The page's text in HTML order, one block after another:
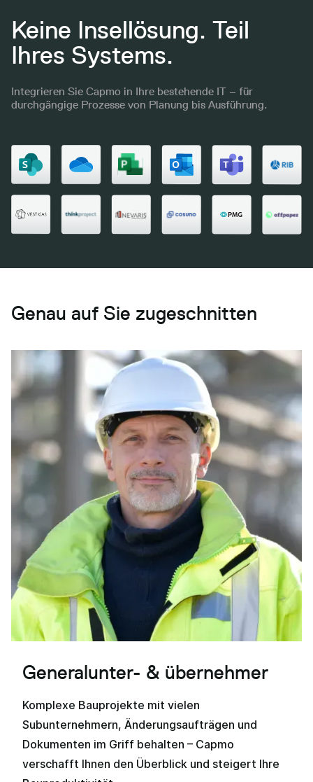
Keine Insellösung. Teil
Ihres Systems.
Integrieren Sie Capmo in Ihre bestehende IT – für
durchgängige Prozesse von Planung bis Ausführung.
Genau auf Sie zugeschnitten
Generalunter- & übernehmer
Komplexe Bauprojekte mit vielen
Subunternehmern, Änderungsaufträgen und
Dokumenten im Griff behalten – Capmo
verschafft Ihnen den Überblick und steigert Ihre